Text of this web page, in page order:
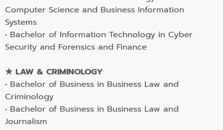
Computer Science and Business Information
Systems
• Bachelor of Information Technology in Cyber
Security and Forensics and Finance
★ LAW & CRIMINOLOGY
• Bachelor of Business in Business Law and
Criminology
• Bachelor of Business in Business Law and
Journalism